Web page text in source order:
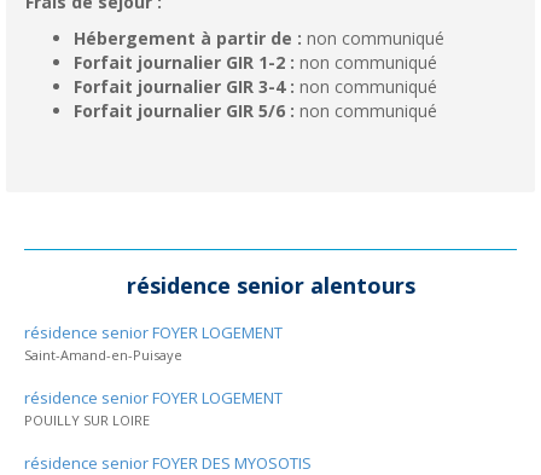
Hébergement à partir de : non communiqué
Forfait journalier GIR 1-2 : non communiqué
Forfait journalier GIR 3-4 : non communiqué
Forfait journalier GIR 5/6 : non communiqué
résidence senior alentours
résidence senior FOYER LOGEMENT
Saint-Amand-en-Puisaye
résidence senior FOYER LOGEMENT
POUILLY SUR LOIRE
résidence senior FOYER DES MYOSOTIS